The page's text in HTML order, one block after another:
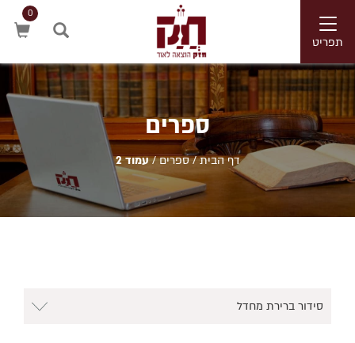
Toggle
navigationתפריט
0
ספרים
דף הבית/ספרים/עמוד 2